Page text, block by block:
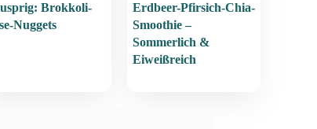
Brokkoli-
Nuggets
Erdbeer-Pfirsich-Chia-
Smoothie –
Sommerlich &
Eiweißreich